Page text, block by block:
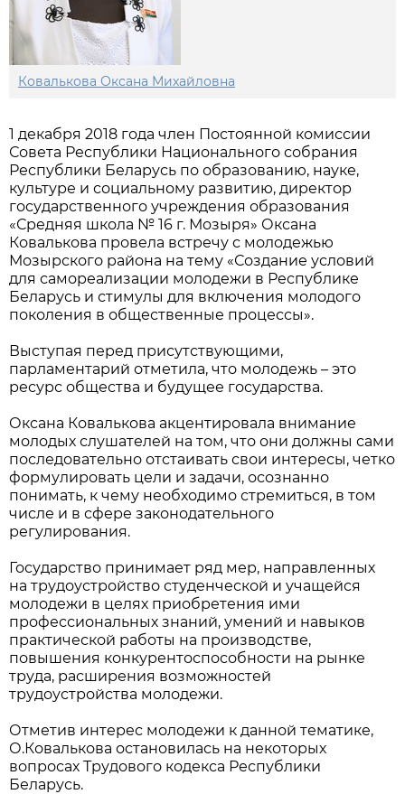
Ковалькова Оксана Михайловна
1 декабря 2018 года член Постоянной комиссии
Совета Республики Национального собрания
Республики Беларусь по образованию, науке,
культуре и социальному развитию, директор
государственного учреждения образования
«Средняя школа № 16 г. Мозыря» Оксана
Ковалькова провела встречу с молодежью
Мозырского района на тему «Создание условий
для самореализации молодежи в Республике
Беларусь и стимулы для включения молодого
поколения в общественные процессы».
Выступая перед присутствующими,
парламентарий отметила, что молодежь – это
ресурс общества и будущее государства.
Оксана Ковалькова акцентировала внимание
молодых слушателей на том, что они должны сами
последовательно отстаивать свои интересы, четко
формулировать цели и задачи, осознанно
понимать, к чему необходимо стремиться, в том
числе и в сфере законодательного
регулирования.
Государство принимает ряд мер, направленных
на трудоустройство студенческой и учащейся
молодежи в целях приобретения ими
профессиональных знаний, умений и навыков
практической работы на производстве,
повышения конкурентоспособности на рынке
труда, расширения возможностей
трудоустройства молодежи.
Отметив интерес молодежи к данной тематике,
О.Ковалькова остановилась на некоторых
вопросах Трудового кодекса Республики
Беларусь.